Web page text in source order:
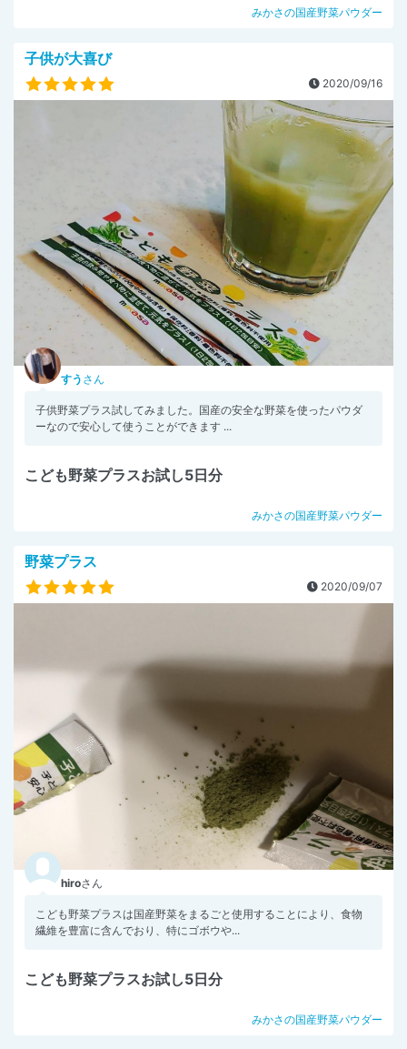
みかさの国産野菜パウダー
子供が大喜び
2020/09/16
すう さん
子供野菜プラス試してみました。国産の安全な野菜を使ったパウダ
ーなので安心して使うことができます ...
こども野菜プラスお試し5日分
みかさの国産野菜パウダー
野菜プラス
2020/09/07
hiroさん
こども野菜プラスは国産野菜をまるごと使用することにより、食物
繊維を豊富に含んでおり、特にゴボウや...
こども野菜プラスお試し5日分
みかさの国産野菜パウダー